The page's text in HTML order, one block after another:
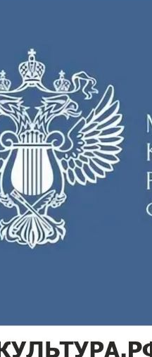
В Доме культуры с.
картона и цветной
открытке. Полученным
Новый год.